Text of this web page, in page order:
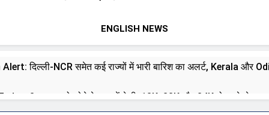
ENGLISH NEWS
Alert: दिल्ली-NCR समेत कई राज्यों में भारी बारिश का अलर्ट, Kerala और
8 अगस्त को सोने के भाव में तेजी, 18K, 22K और 24K गोल्ड के रेट पर